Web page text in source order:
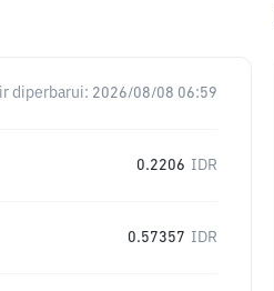
diperbarui: 2026/08/08 06:59
0.2206 IDR
0.57357 IDR